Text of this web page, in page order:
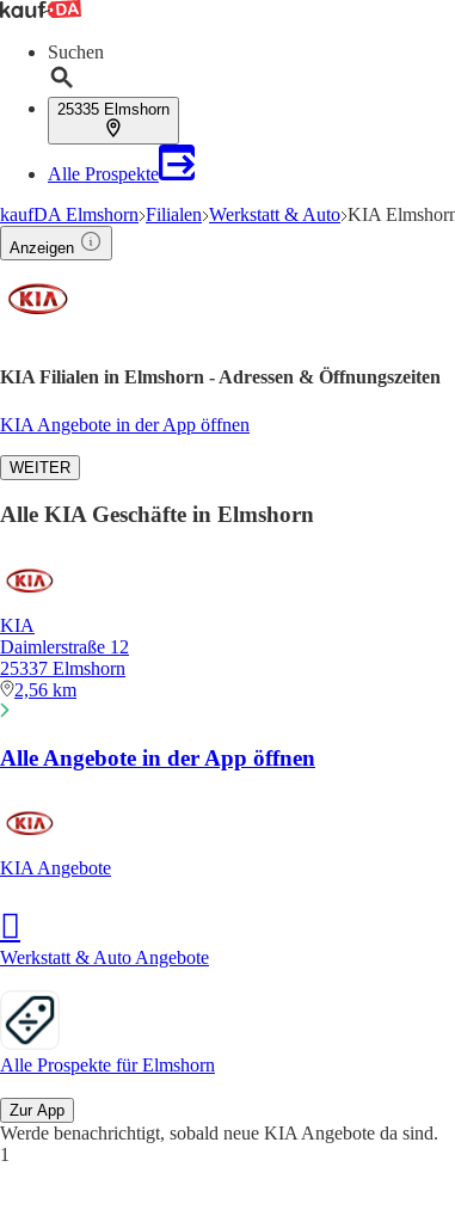
Suchen
25335 Elmshorn
Alle Prospekte
kaufDA Elmshorn Filialen Werkstatt & Auto KIA
Anzeigen
KIA Filialen in Elmshorn - Adressen & Öffnungszeiten
KIA Angebote in der App öffnen
WEITER
Alle KIA Geschäfte in Elmshorn
KIA
Daimlerstraße 12
25337 Elmshorn
2,56 km
Alle Angebote in der App öffnen
KIA Angebote
Werkstatt & Auto Angebote
Alle Prospekte für Elmshorn
Zur App
Werde benachrichtigt, sobald neue KIA Angebote da sind.